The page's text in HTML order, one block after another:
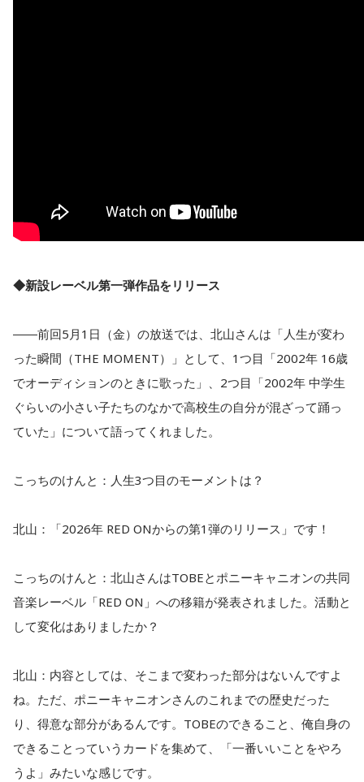
◆新設レーベル第一弾作品をリリース
――前回5月1日（金）の放送では、北山さんは「人生が変わ
った瞬間（THE MOMENT）」として、1つ目「2002年 16歳
でオーディションのときに歌った」、2つ目「2002年 中学生
ぐらいの小さい子たちのなかで高校生の自分が混ざって踊っ
ていた」について語ってくれました。
こっちのけんと：人生3つ目のモーメントは？
北山：「2026年 RED ONからの第1弾のリリース」です！
こっちのけんと：北山さんはTOBEとポニーキャニオンの共同
音楽レーベル「RED ON」への移籍が発表されました。活動と
して変化はありましたか？
北山：内容としては、そこまで変わった部分はないんですよ
ね。ただ、ポニーキャニオンさんのこれまでの歴史だった
り、得意な部分があるんです。TOBEのできること、俺自身の
できることっていうカードを集めて、「一番いいことをやろ
うよ」みたいな感じです。